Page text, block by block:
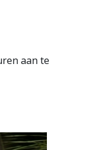
aan te